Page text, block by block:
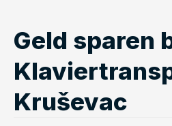
Geld sparen
Kruševac